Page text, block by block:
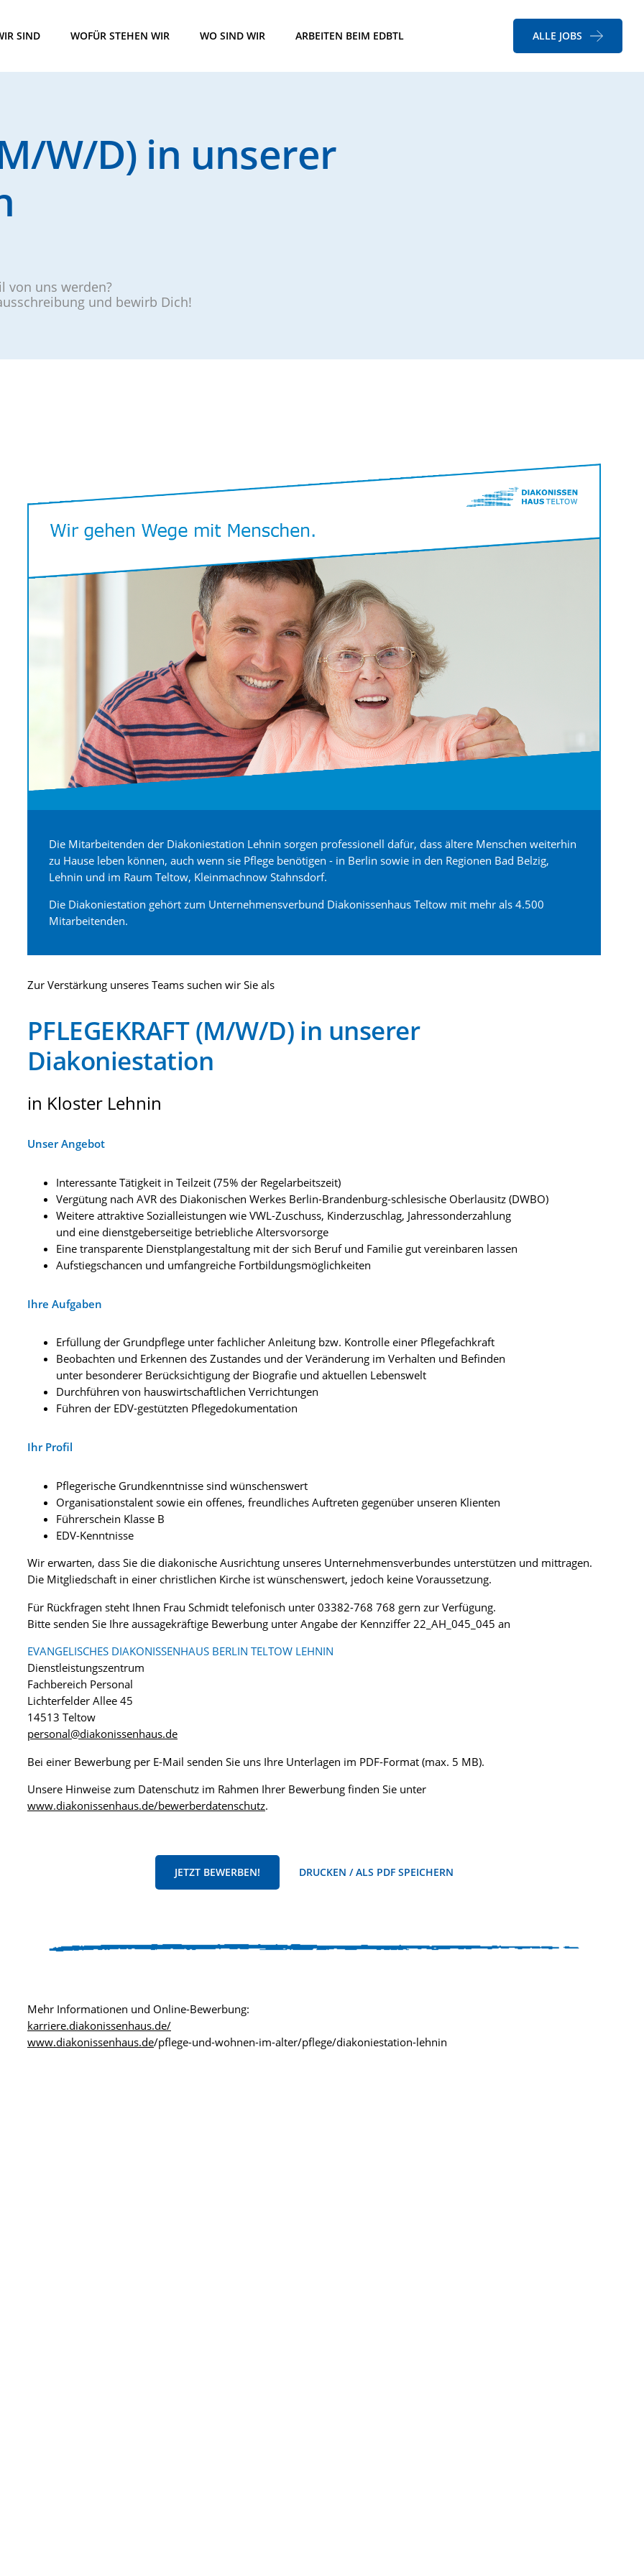
SIND WOFÜR STEHEN WIR WO SIND WIR ARBEITEN BEIM EDBTL ALLE JOBS
W/D) in unserer
von uns werden?
und bewirb Dich!
Die Mitarbeitenden der Diakoniestation Lehnin sorgen professionell dafür, dass ältere Menschen weiterhin
zu Hause leben können, auch wenn sie Pflege benötigen - in Berlin sowie in den Regionen Bad Belzig,
Lehnin und im Raum Teltow, Kleinmachnow Stahnsdorf.
Die Diakoniestation gehört zum Unternehmensverbund Diakonissenhaus Teltow mit mehr als 4.500
Mitarbeitenden.
Zur Verstärkung unseres Teams suchen wir Sie als
PFLEGEKRAFT (M/W/D) in unserer
Diakoniestation
in Kloster Lehnin
Unser Angebot
Interessante Tätigkeit in Teilzeit (75% der Regelarbeitszeit)
Vergütung nach AVR des Diakonischen Werkes Berlin-Brandenburg-schlesische Oberlausitz (DWBO)
Weitere attraktive Sozialleistungen wie VWL-Zuschuss, Kinderzuschlag, Jahressonderzahlung
und eine dienstgeberseitige betriebliche Altersvorsorge
Eine transparente Dienstplangestaltung mit der sich Beruf und Familie gut vereinbaren lassen
Aufstiegschancen und umfangreiche Fortbildungsmöglichkeiten
Ihre Aufgaben
Erfüllung der Grundpflege unter fachlicher Anleitung bzw. Kontrolle einer Pflegefachkraft
Beobachten und Erkennen des Zustandes und der Veränderung im Verhalten und Befinden
unter besonderer Berücksichtigung der Biografie und aktuellen Lebenswelt
Durchführen von hauswirtschaftlichen Verrichtungen
Führen der EDV-gestützten Pflegedokumentation
Ihr Profil
Pflegerische Grundkenntnisse sind wünschenswert
Organisationstalent sowie ein offenes, freundliches Auftreten gegenüber unseren Klienten
Führerschein Klasse B
EDV-Kenntnisse
Wir erwarten, dass Sie die diakonische Ausrichtung unseres Unternehmensverbundes unterstützen und mittragen.
Die Mitgliedschaft in einer christlichen Kirche ist wünschenswert, jedoch keine Voraussetzung.
Für Rückfragen steht Ihnen Frau Schmidt telefonisch unter 03382-768 768 gern zur Verfügung.
Bitte senden Sie Ihre aussagekräftige Bewerbung unter Angabe der Kennziffer 22_AH_045_045 an
EVANGELISCHES DIAKONISSENHAUS BERLIN TELTOW LEHNIN
Dienstleistungszentrum
Fachbereich Personal
Lichterfelder Allee 45
14513 Teltow
personal@diakonissenhaus.de
Bei einer Bewerbung per E-Mail senden Sie uns Ihre Unterlagen im PDF-Format (max. 5 MB).
Unsere Hinweise zum Datenschutz im Rahmen Ihrer Bewerbung finden Sie unter
www.diakonissenhaus.de/bewerberdatenschutz.
JETZT BEWERBEN! DRUCKEN / ALS PDF SPEICHERN
Mehr Informationen und Online-Bewerbung:
karriere.diakonissenhaus.de/
www.diakonissenhaus.de/pflege-und-wohnen-im-alter/pflege/diakoniestation-lehnin